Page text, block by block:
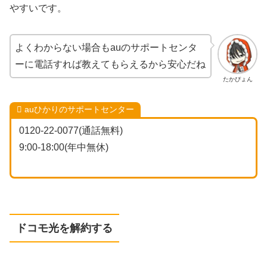
やすいです。
たかぴょん
よくわからない場合もauのサポートセンタ
ーに電話すれば教えてもらえるから安心だね
auひかりのサポートセンター
0120-22-0077(通話無料)
9:00-18:00(年中無休)
ドコモ光を解約する